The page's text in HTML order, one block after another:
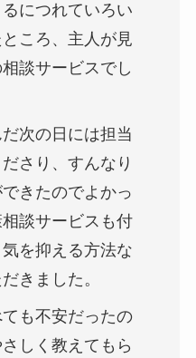
につれていろい
ころ、主人が見
談サービスでし
次の日には担当
さり、すんなり
きたのでよかっ
談サービスも付
を抑える方法な
きました。
も不安だったの
しく教えてもら